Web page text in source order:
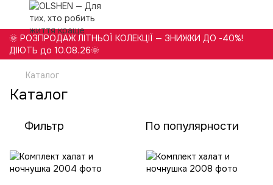
🌞 РОЗПРОДАЖ ЛІТНЬОЇ КОЛЕКЦІЇ — ЗНИЖКИ ДО -40%!
ДІЮТЬ до 10.08.26🌞
Каталог
Каталог
Фильтр По популярности